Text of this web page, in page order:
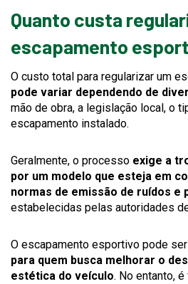
Quanto custa
escapamento
O custo total para regularizar um
pode variar dependendo de
mão de obra, a legislação local, o
escapamento instalado.
Geralmente, o processo exige a
por um modelo que esteja em
normas de emissão de ruídos e
estabelecidas pelas autoridades
O escapamento esportivo pode
para quem busca melhorar o
estética do veículo. No entanto,